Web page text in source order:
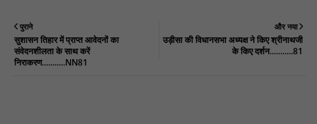
और नया
उड़ीसा की विधानसभा अध्यक्ष ने किए श्रीनाथजी
के किए दर्शन...........81
पुराने
सुशासन तिहार में प्राप्त आवेदनों का
संवेदनशीलता के साथ करें
निराकरण...........NN81